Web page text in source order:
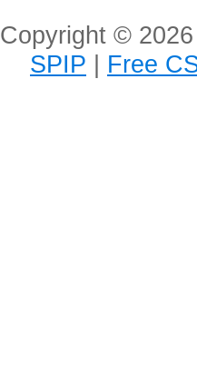
Copyright ©
SPIP | Free